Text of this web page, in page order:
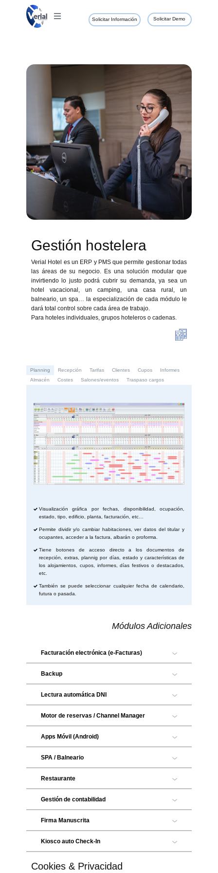
Solicitar Demo
Solicitar Información
Gestión hostelera
Verial Hotel es un ERP y PMS que permite gestionar todas
las áreas de su negocio. Es una solución modular que
invirtiendo lo justo podrá cubrir su demanda, ya sea un
hotel vacacional, un camping, una casa rural, un
balneario, un spa… la especialización de cada módulo le
dará total control sobre cada área de trabajo.
Para hoteles individuales, grupos hoteleros o cadenas.
Planning Recepción Tarifas Clientes Cupos
Informes
Almacén
Costes Salones/eventos Traspaso cargos
Visualización gráfica por fechas, disponibilidad, ocupación,
estado, tipo, edificio, planta, facturación, etc…
Permite dividir y/o cambiar habitaciones, ver datos del titular y
ocupantes, acceder a la factura, albarán o proforma.
Tiene botones de acceso directo a los documentos de
recepción, extras, plannig por días, estado y características de
los alojamientos, cupos, informes, días festivos o destacados,
etc.
También se puede seleccionar cualquier fecha de calendario,
futura o pasada.
Módulos Adicion​ales
Facturación electrónica (e-Facturas)
Backup
Lectura automática DNI
Motor de reservas / Channel Manager
Apps Móvil (Android)
SPA / Balneario
Restaurante
Gestión de contabilidad
Firma Manuscrita
Kiosco auto Check-In
Cookies & Privacidad